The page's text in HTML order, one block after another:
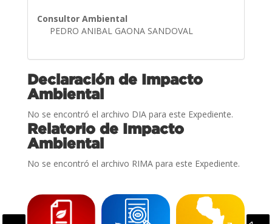
Consultor Ambiental
PEDRO ANIBAL GAONA SANDOVAL
Declaración de Impacto
Ambiental
No se encontró el archivo DIA para este Expediente.
Relatorio de Impacto
Ambiental
No se encontró el archivo RIMA para este Expediente.